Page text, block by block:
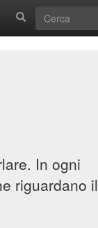
In ogni
riguardano il